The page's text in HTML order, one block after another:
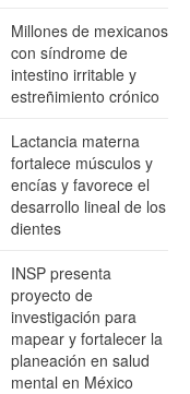
Millones de mexicanos
con síndrome de
intestino irritable y
estreñimiento crónico
Lactancia materna
fortalece músculos y
encías y favorece el
desarrollo lineal de los
dientes
INSP presenta
proyecto de
investigación para
mapear y fortalecer la
planeación en salud
mental en México